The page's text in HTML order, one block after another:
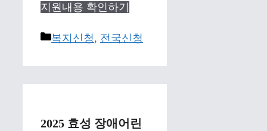
지원내용 확인하기
Categories
복지신청, 전국신청
2025 효성 장애어린